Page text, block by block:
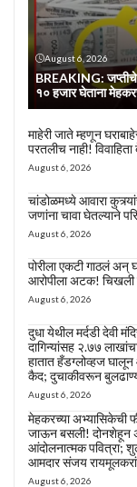
August 6, 2026
BREAKING: जप्तीचे
१० हजार घेताना
माहेरी जाते म्हणून
परतलीच नाही! विवाहिता
August 6, 2026
चांडोळमध्ये आवारा
जणांना चावा घेतल्याने
August 6, 2026
पोरीला एकटी गाठलं
आरोपीला अटक! चिखली
August 6, 2026
दुधा येथील मर्दडी देवी
दागिन्यांसह २.७७
हातात हँडग्लोव्हज
कैद; दुचाकीवरून
August 6, 2026
मेहकरच्या अभ्यासिकेची
जाऊन बसली! दोनशेहून
आंदोलनात्मक पवित्रा;
आमदार संजय
August 6, 2026